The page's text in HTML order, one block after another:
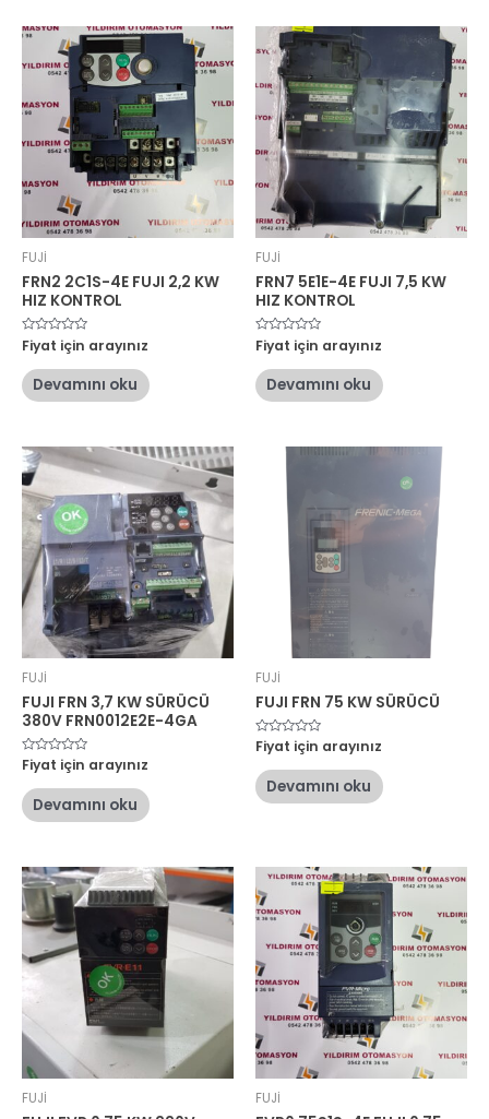
FUJİ
FRN2 2C1S-4E FUJI 2,2 KW
HIZ KONTROL
5
üzerinden
oy
aldı
Fiyat için arayınız
Devamını oku
FUJİ
FRN7 5E1E-4E FUJI 7,5 KW
HIZ KONTROL
5
üzerinden
oy
aldı
Fiyat için arayınız
Devamını oku
FUJİ
FUJI FRN 3,7 KW SÜRÜCÜ
380V FRN0012E2E-4GA
5
üzerinden
oy
aldı
Fiyat için arayınız
Devamını oku
FUJİ
FUJI FRN 75 KW SÜRÜCÜ
5
üzerinden
oy
aldı
Fiyat için arayınız
Devamını oku
FUJİ FUJİ